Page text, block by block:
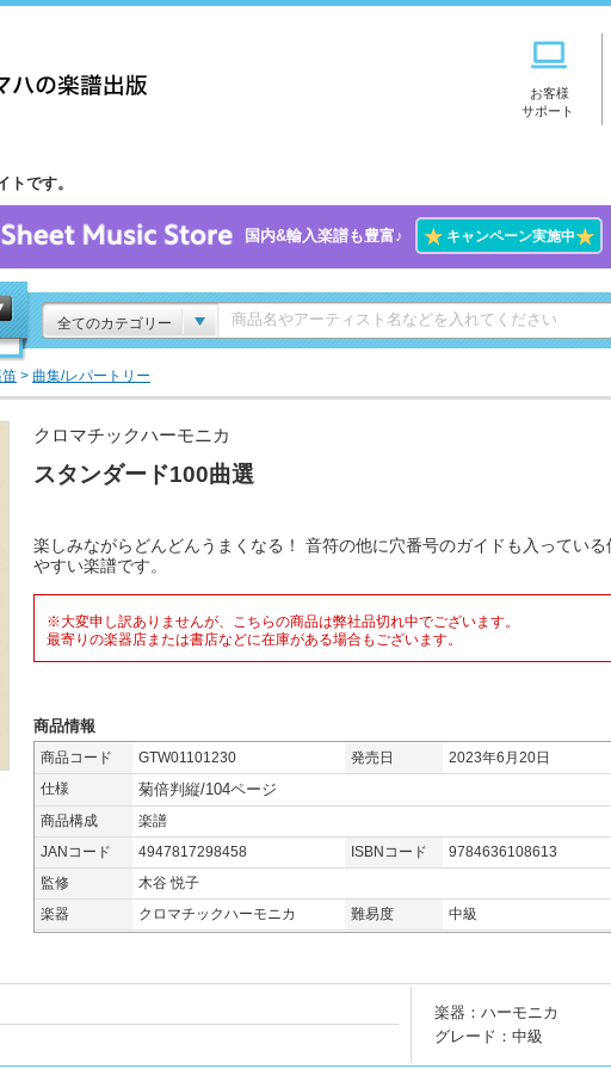
お客様
サポート
です。
国内&輸入楽譜も豊富♪ ★キャンペーン実施中★
全てのカテゴリー
笛 > 曲集/レパートリー
クロマチックハーモニカ
スタンダード100曲選
楽しみながらどんどんうまくなる！ 音符の他に穴番号のガイドも入っている
やすい楽譜です。
※大変申し訳ありませんが、こちらの商品は弊社品切れ中でございます。
最寄りの楽器店または書店などに在庫がある場合もございます。
商品情報
商品コード GTW01101230 発売日
2023年6月20日
仕様
菊倍判縦/104ページ
商品構成
楽譜
JANコード
4947817298458 ISBNコード
9784636108613
監修
木谷 悦子
楽器
クロマチックハーモニカ 難易度 中級
楽器：ハーモニカ
グレード：中級